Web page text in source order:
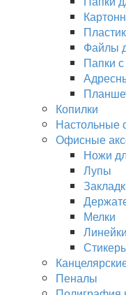
Файлы
Папки
Копилки
Настольные
Офисные
Ножи
Лупы
Мелки
Линейки
Пеналы